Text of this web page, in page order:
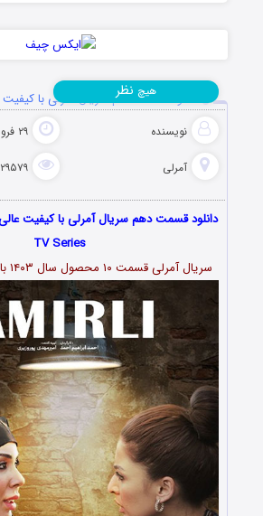
دانلود قسمت دهم سریال آمرلی با کیفیت BluRay
نویسنده ۲۹ فروردین ۱۴۰۳
آمرلی ۲۹۵۷۹ بازدید
هیچ نظر
TV Series
سریال آمرلی قسمت ۱۰ محصول سال ۱۴۰۳ با لینک قانونی نیم بها